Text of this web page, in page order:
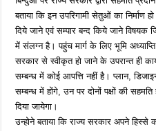
बताया कि इन उपरिगामी सेतुओं का निर्माण
दिये जाने एवं सम्पार बन्द किये जाने विषयक
में संलग्न है। पहुंच मार्ग के लिए भूमि
सरकार से स्वीकृत हो जाने के उपरान्त ही
सम्बन्ध में कोई आपत्ति नहीं है। प्लान,
सम्बन्ध में होंगे, उन पर दोनों पक्षों की सहमति
दिया जायेगा।
उन्होने बताया कि राज्य सरकार अपने